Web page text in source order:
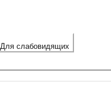
Для слабовидящих